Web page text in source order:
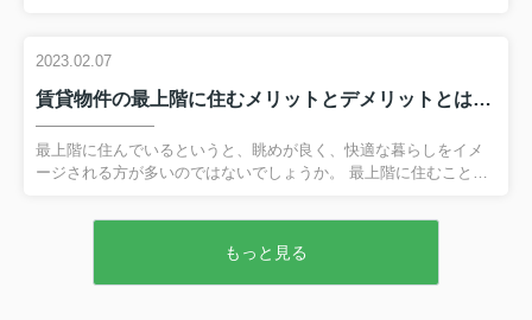
の築年数基準：築古の場合 一般的に「築30年以上」の物件を、築
こなわれている物件も多く、見た目には築浅や新築のように見え
るものもあります。 また築浅や新築よりも家賃が安い傾向にあ
り、好立地でも比較的安価な物件に住める場合も多いです。 その
ためコストパフォーマンスを重視される方には向いているといえ
2023.02.07
賃貸物件の最上階に住むメリットとデメリットとは？暑さ対策も解説！
最上階に住んでいるというと、眺めが良く、快適な暮らしをイメ
ージされる方が多いのではないでしょうか。 最上階に住むことは
あります。 そこで今回は、賃貸物件の最上階に住むメリットとデ
はこちら賃貸物件の最上階に住むメリットとは 最上階に住む最大
のメリットといえば、やはり開放感があることでしょう。 周辺の
もっと見る